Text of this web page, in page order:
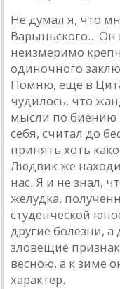
Не думал я, что
Варыньского... Он
неизмеримо
одиночного
Помню, еще в
чудилось, что
мысли по биению
себя, считал до
принять хоть
Людвик же
нас. Я и не знал,
желудка,
студенческой
другие болезни,
зловещие
весною, а к зиме
характер.